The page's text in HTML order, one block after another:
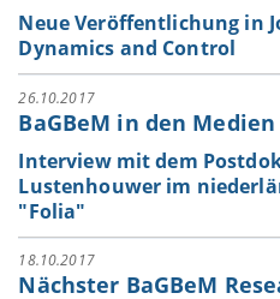
Neue Veröffentlichung in
Dynamics and Control
26.10.2017
BaGBeM in den Medien
Interview mit dem
Lustenhouwer im
"Folia"
18.10.2017
Nächster BaGBeM